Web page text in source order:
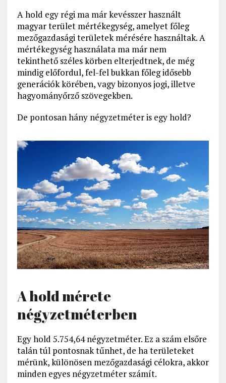
A hold egy régi ma már kevésszer használt
magyar terület mértékegység, amelyet főleg
mezőgazdasági területek mérésére használtak. A
mértékegység használata ma már nem
tekinthető széles körben elterjedtnek, de még
mindig előfordul, fel-fel bukkan főleg idősebb
generációk körében, vagy bizonyos jogi, illetve
hagyományőrző szövegekben.
De pontosan hány négyzetméter is egy hold?
A hold mérete
négyzetméterben
Egy hold 5.754,64 négyzetméter. Ez a szám elsőre
talán túl pontosnak tűnhet, de ha területeket
mérünk, különösen mezőgazdasági célokra, akkor
minden egyes négyzetméter számít.